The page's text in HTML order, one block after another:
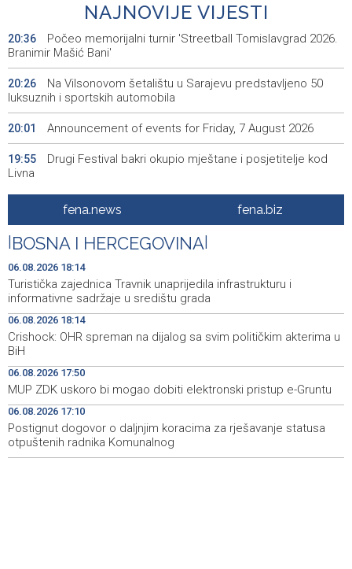
NAJNOVIJE VIJESTI
20:36
Počeo memorijalni turnir 'Streetball Tomislavgrad 2026.
Branimir Mašić Bani'
20:26
Na Vilsonovom šetalištu u Sarajevu predstavljeno 50
luksuznih i sportskih automobila
20:01 Announcement of events for Friday, 7 August 2026
19:55
Drugi Festival bakri okupio mještane i posjetitelje kod
Livna
Novi Travnik receives first direct EU funding for UNESCO
heritage project
19:33
Crishock: OHR maintains an open dialogue with all
political stakeholders in BiH
19:32
Velika nagrada Britanije ostaje u MotoGP kalendaru do
19:29
Španska krajnja ljevica i desnica ujedinjene protiv
Maroka kao suorganizatora SP 2030.
19:27
Grad Novi Travnik prvi put izravno dobio sredstva
Europske unije
19:16
Soreca says SEPA application marks important
milestone on BiH's EU path
fena.news fena.biz
BOSNA I HERCEGOVINA
06.08.2026 18:14
Turistička zajednica Travnik unaprijedila infrastrukturu i
informativne sadržaje u središtu grada
06.08.2026 18:14
Crishock: OHR spreman na dijalog sa svim političkim akterima u
BiH
06.08.2026 17:50
MUP ZDK uskoro bi mogao dobiti elektronski pristup e-Gruntu
06.08.2026 17:10
Postignut dogovor o daljnjim koracima za rješavanje statusa
otpuštenih radnika Komunalnog